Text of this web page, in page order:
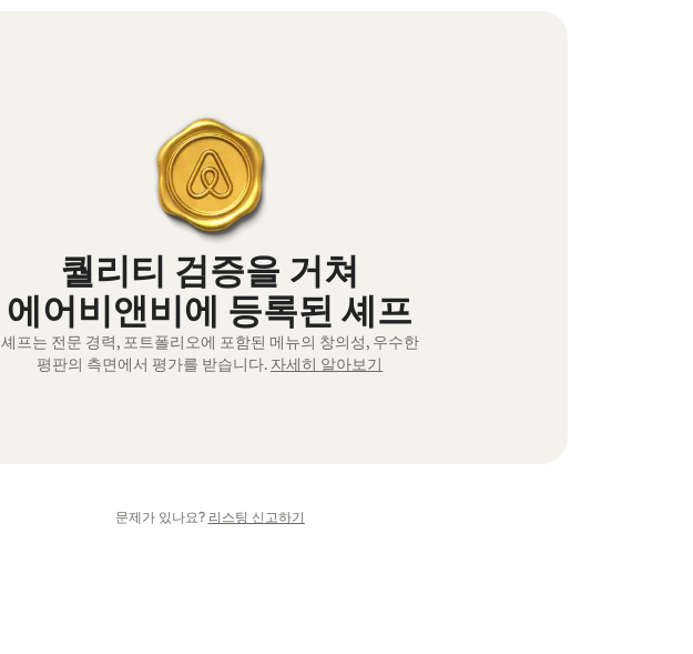
퀄리티 검증을 거쳐
에어비앤비에 등록된 셰프
셰프는 전문 경력, 포트폴리오에 포함된 메뉴의 창의성, 우수한
평판의 측면에서 평가를 받습니다. 자세히 알아보기
문제가 있나요? 리스팅 신고하기